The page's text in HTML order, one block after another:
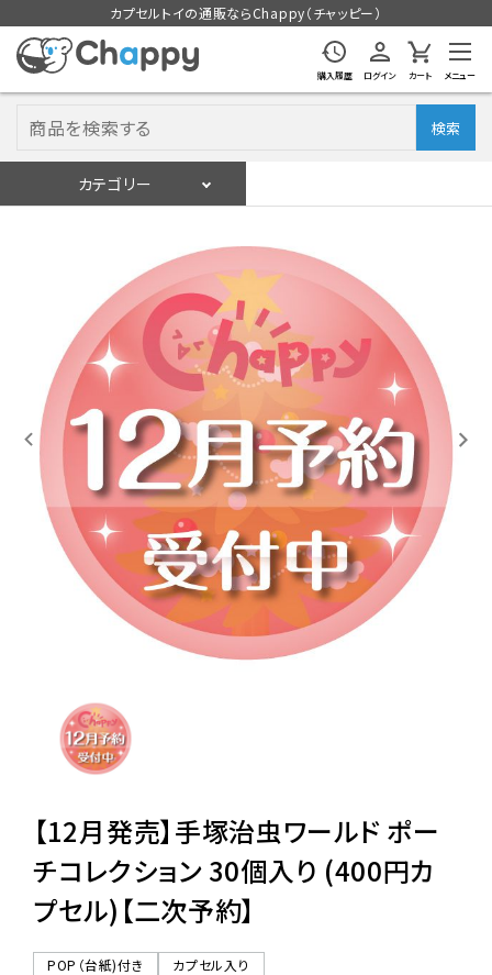
カプセルトイの通販ならChappy（チャッピー）
購入履歴 ログイン カート メニュー
検索
カテゴリー
入荷スケジュールをチェック
カプセルトイマシン本体
カプセルトイ
販促用空カプセル
レンタル
景品・玩具・文具
販促用カプセルトイ
ご利用ガイド
06-6282-7659
【12月発売】手塚治虫ワールド ポー
チコレクション 30個入り (400円カ
プセル)【二次予約】
POP（台紙)付き
カプセル入り